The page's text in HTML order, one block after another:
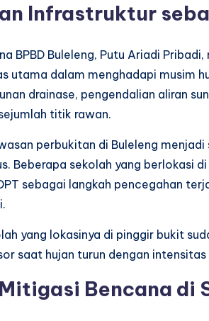
Infrastruktur
BPBD Buleleng, Putu Ariadi
utama dalam menghadapi musim
drainase, pengendalian aliran
titik rawan.
perbukitan di Buleleng
Beberapa sekolah yang berlokasi
sebagai langkah pencegahan
yang lokasinya di pinggir bukit
saat hujan turun dengan intensitas
Bencana di